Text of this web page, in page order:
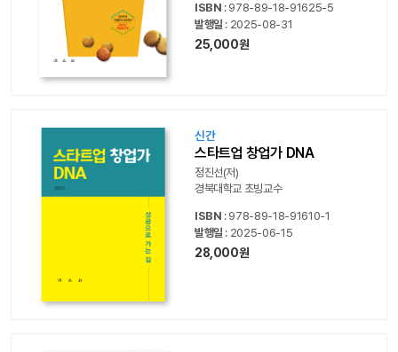
ISBN : 978-89-18-91625-5
발행일 : 2025-08-31
25,000원
신간
스타트업 창업가 DNA
정진선(저)
경북대학교 초빙교수
ISBN : 978-89-18-91610-1
발행일 : 2025-06-15
28,000원